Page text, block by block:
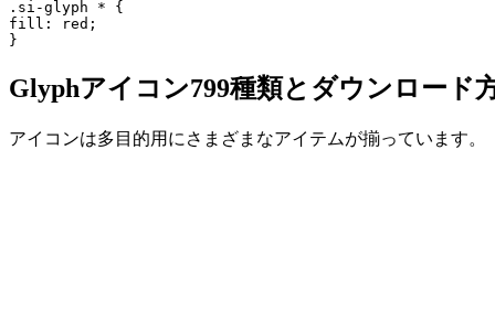
.si-glyph * {
fill: red;
Glyphアイコン799種類とダウンロード
アイコンは多目的用にさまざまなアイテムが揃っています。